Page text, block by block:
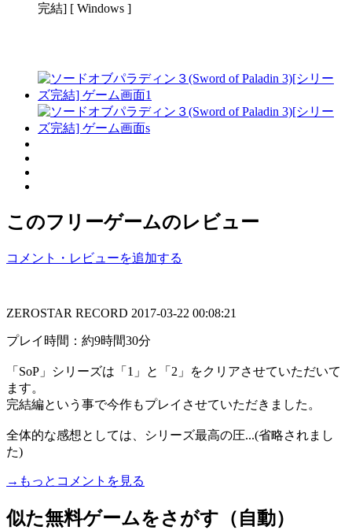
完結] [ Windows ]
このフリーゲームのレビュー
コメント・レビューを追加する
ZEROSTAR RECORD 2017-03-22 00:08:21
プレイ時間：約9時間30分
「SoP」シリーズは「1」と「2」をクリアさせていただいて
ます。
完結編という事で今作もプレイさせていただきました。
全体的な感想としては、シリーズ最高の圧...(省略されまし
た)
→もっとコメントを見る
似た無料ゲームをさがす（自動）